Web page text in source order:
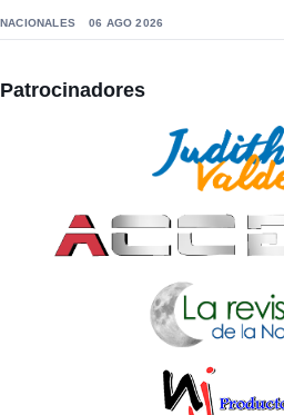
NACIONALES 06 AGO 2026
Patrocinadores